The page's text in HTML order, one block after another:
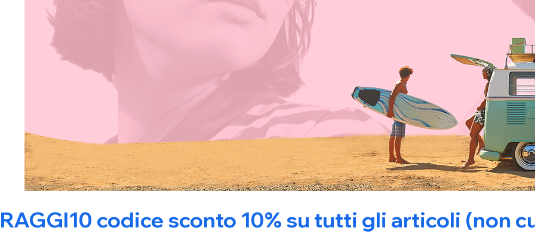
RAGGI10 codice sconto 10% su tutti gli articoli (non